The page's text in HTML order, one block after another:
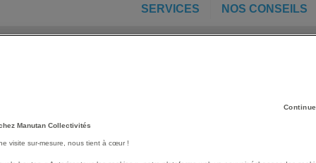
SERVICES NOS CONSEILS
Ultra-résistant à toutes
Efficace et esthétique.
Manutan Collectivités
visite sur-mesure, nous tient à cœur !